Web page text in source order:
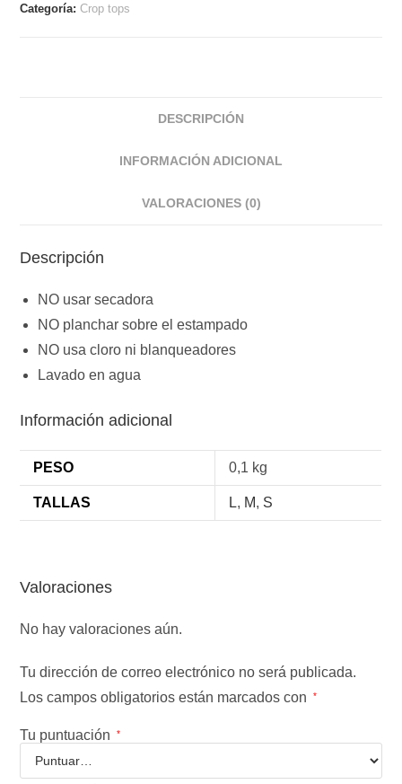
Categoría:Crop tops
DESCRIPCIÓN
INFORMACIÓN ADICIONAL
VALORACIONES (0)
Descripción
NO usar secadora
NO planchar sobre el estampado
NO usa cloro ni blanqueadores
Lavado en agua
Información adicional
PESO 0,1 kg
TALLAS L, M, S
Valoraciones
No hay valoraciones aún.
Tu dirección de correo electrónico no será publicada.
Los campos obligatorios están marcados con
*
Tu puntuación *